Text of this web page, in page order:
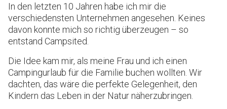
In den letzten 10 Jahren habe ich mir die
verschiedensten Unternehmen angesehen. Keines
davon konnte mich so richtig überzeugen – so
entstand Campsited.
Die Idee kam mir, als meine Frau und ich einen
Campingurlaub für die Familie buchen wollten. Wir
dachten, das wäre die perfekte Gelegenheit, den
Kindern das Leben in der Natur näherzubringen.